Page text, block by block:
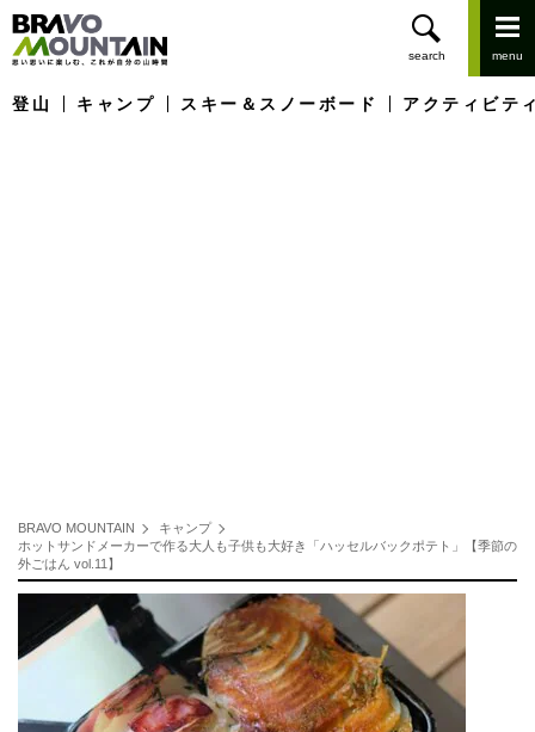
登山 キャンプ スキー＆スノーボード アクティビテ
BRAVO MOUNTAIN
キャンプ
ホットサンドメーカーで作る大人も子供も大好き「ハッセルバックポテト」【季節の
外ごはん vol.11】